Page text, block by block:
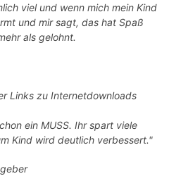
viel und wenn mich mein Kind
und mir sagt, das hat Spaß
als gelohnt.
Links zu Internetdownloads
ein MUSS. Ihr spart viele
Kind wird deutlich verbessert."